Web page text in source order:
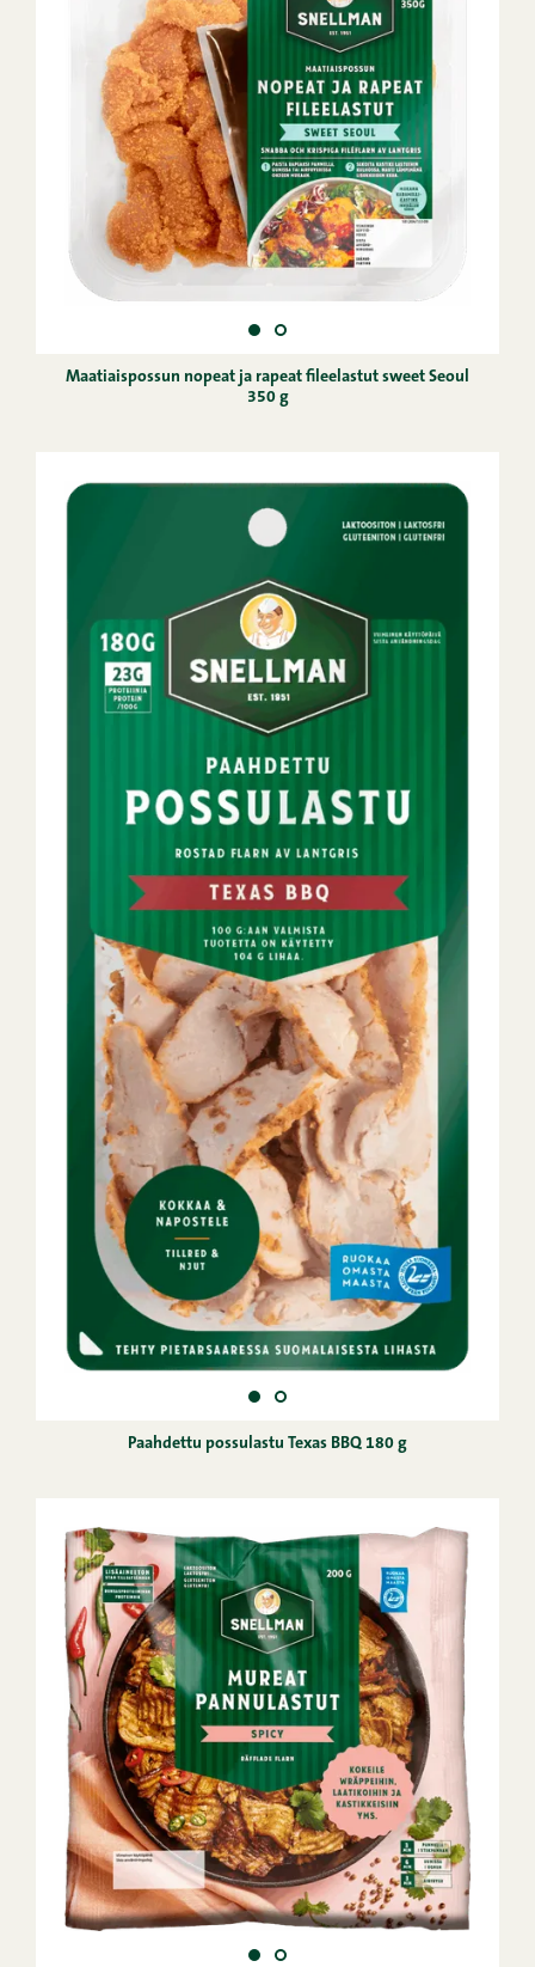
Maatiaispossun nopeat ja rapeat fileelastut sweet Seoul
350 g
Paahdettu possulastu Texas BBQ 180 g